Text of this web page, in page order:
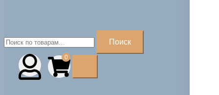
Искать:
Поиск
0